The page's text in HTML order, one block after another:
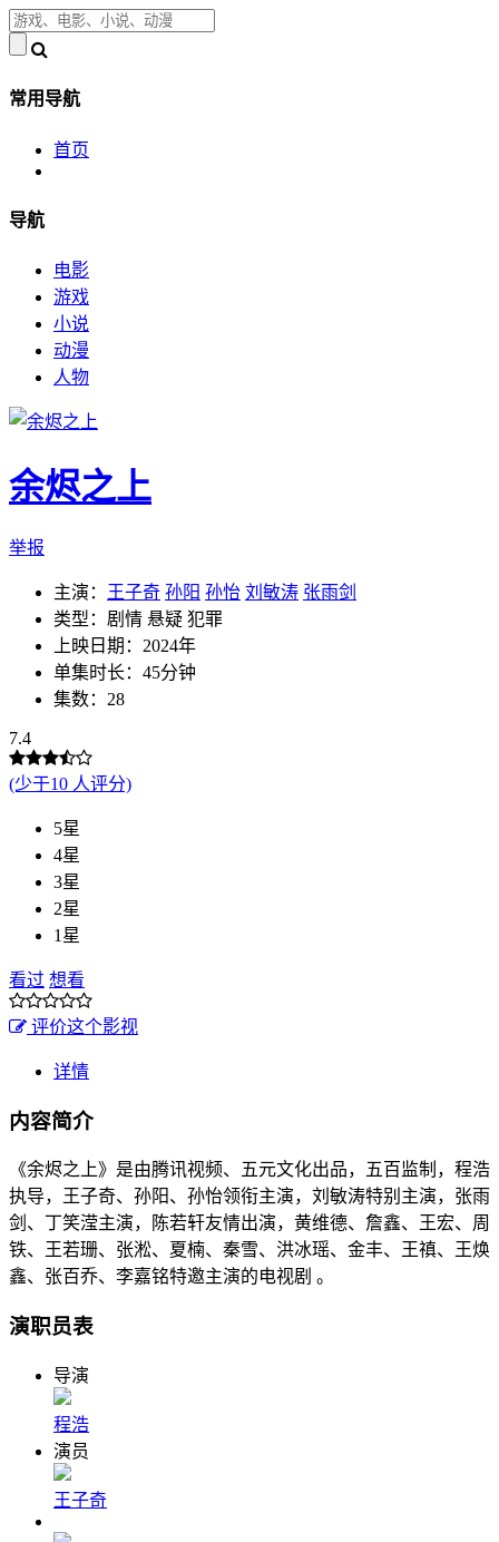
常用导航
首页
导航
电影
游戏
小说
动漫
人物
余烬之上
举报
主演： 王子奇 孙阳 孙怡 刘敏涛 张雨剑
类型：剧情 悬疑 犯罪
上映日期：2024年
单集时长：45分钟
集数：28
7.4
(少于10 人评分)
5星
4星
3星
2星
1星
看过 想看
评价这个影视
详情
内容简介
《余烬之上》是由腾讯视频、五元文化出品，五百监制，程浩
执导，王子奇、孙阳、孙怡领衔主演，刘敏涛特别主演，张雨
剑、丁笑滢主演，陈若轩友情出演，黄维德、詹鑫、王宏、周
铁、王若珊、张淞、夏楠、秦雪、洪冰瑶、金丰、王禛、王焕
鑫、张百乔、李嘉铭特邀主演的电视剧 。
演职员表
导演
程浩
演员
王子奇